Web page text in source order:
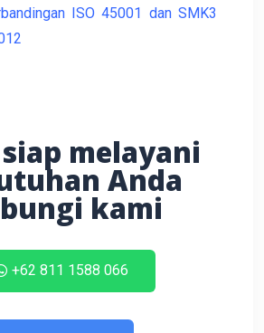
ISO 45001 dan SMK3
melayani
Anda
kami
+62 811 1588 066